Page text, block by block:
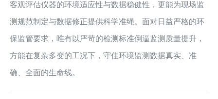
客观评估仪器的环境适应性与数据稳健性，更能为现场监
测规范制定与数据修正提供科学准绳。面对日益严格的环
保监管要求，唯有以严苛的检测标准倒逼监测质量提升，
方能在复杂多变的工况下，守住环境监测数据真实、准
确、全面的生命线。